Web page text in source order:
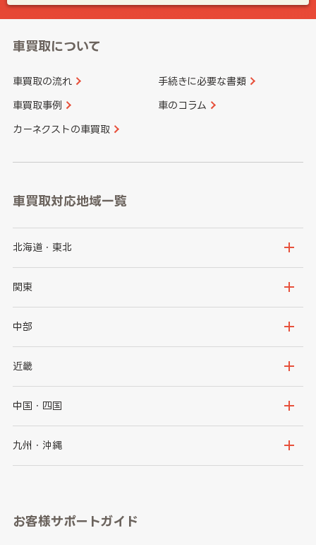
車買取について
車買取の流れ 手続きに必要な書類
車買取事例 車のコラム
カーネクストの車買取
車買取対応地域一覧
北海道・東北
北海道
岩手県
秋田県
関東
茨城県
群馬県
千葉県
中部
新潟県
石川県
山梨県
愛知県
近畿
大阪府
京都府
和歌山県
中国・四国
鳥取県
山口県
九州・沖縄
長崎県
お客様サポートガイド